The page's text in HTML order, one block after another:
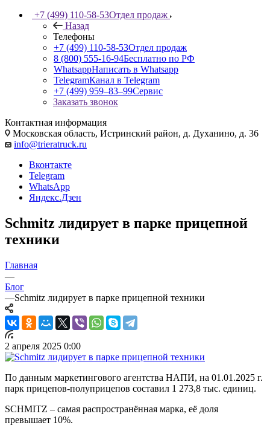
+7 (499) 110-58-53Отдел продаж
Назад
Телефоны
+7 (499) 110-58-53Отдел продаж
8 (800) 555-16-94Бесплатно по РФ
WhatsappНаписать в Whatsapp
TelegramКанал в Telegram
+7 (499) 959‒83‒99Сервис
Заказать звонок
Контактная информация
Московская область, Истринский район, д. Духанино, д. 36
info@trieratruck.ru
Вконтакте
Telegram
WhatsApp
Яндекс.Дзен
Schmitz лидирует в парке прицепной
техники
Главная
—
Блог
—Schmitz лидирует в парке прицепной техники
2 апреля 2025 0:00
По данным маркетингового агентства НАПИ, на 01.01.2025 г.
парк прицепов-полуприцепов составил 1 273,8 тыс. единиц.
SCHMITZ – самая распространённая марка, её доля
превышает 10%.